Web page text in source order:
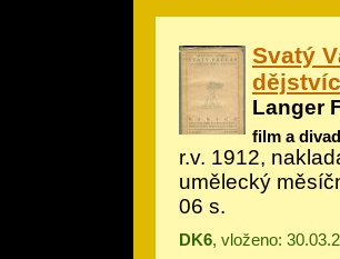
Svatý
Langer
film a
r.v. 1912,
umělecký
06 s.
DK6, vloženo: